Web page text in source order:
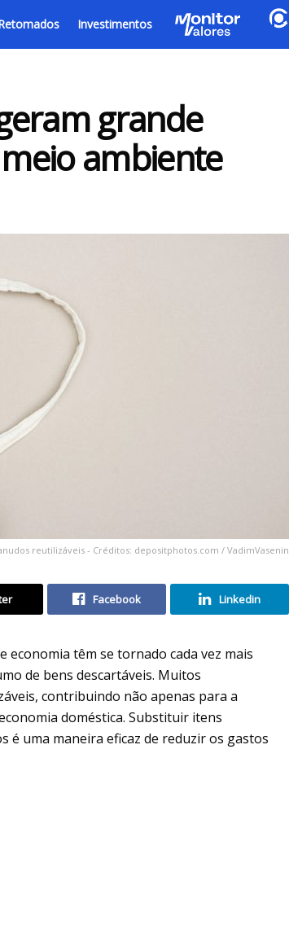
Investimentos
grande
ambiente
reutilizáveis - Créditos: depositphotos.com / VadimVasenin
Facebook Linkedin
têm se tornado cada vez mais
de bens descartáveis. Muitos
contribuindo não apenas para a
doméstica. Substituir itens
uma maneira eficaz de reduzir os gastos